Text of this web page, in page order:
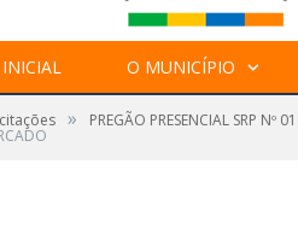
O MUNICÍPIO
» PREGÃO PRESENCIAL SRP Nº